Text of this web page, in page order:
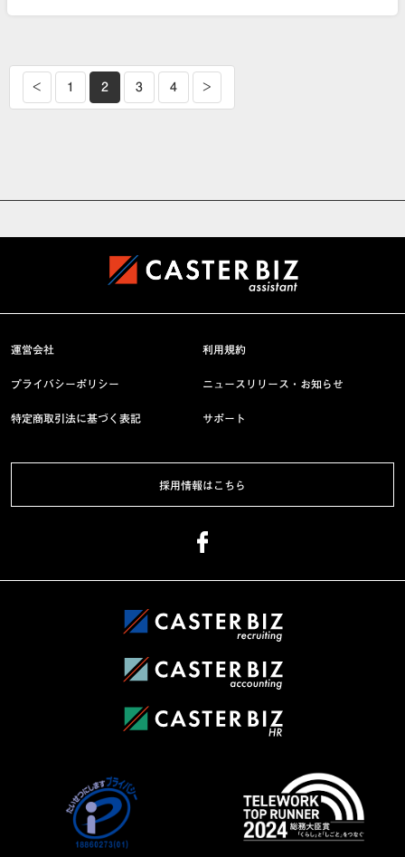
< 1 2 3 4 >
運営会社 利用規約
プライバシーポリシー ニュースリリース・お知らせ
特定商取引法に基づく表記 サポート
採用情報はこちら